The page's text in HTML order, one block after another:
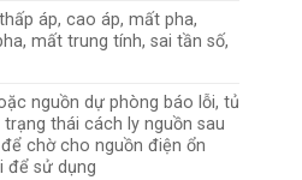
áp, cao áp, mất pha,
mất trung tính, sai tần số,
nguồn dự phòng báo lỗi, tủ
thái cách ly nguồn sau
chờ cho nguồn điện ổn
để sử dụng